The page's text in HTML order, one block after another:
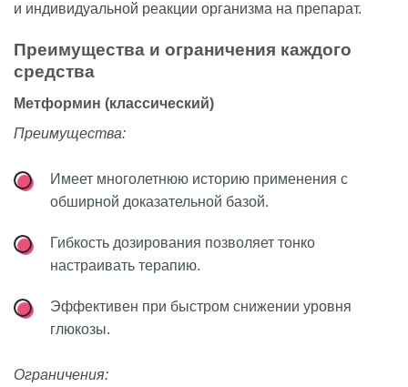
и индивидуальной реакции организма на препарат.
Преимущества и ограничения каждого
средства
Метформин (классический)
Преимущества:
Имеет многолетнюю историю применения с
обширной доказательной базой.
Гибкость дозирования позволяет тонко
настраивать терапию.
Эффективен при быстром снижении уровня
глюкозы.
Ограничения: